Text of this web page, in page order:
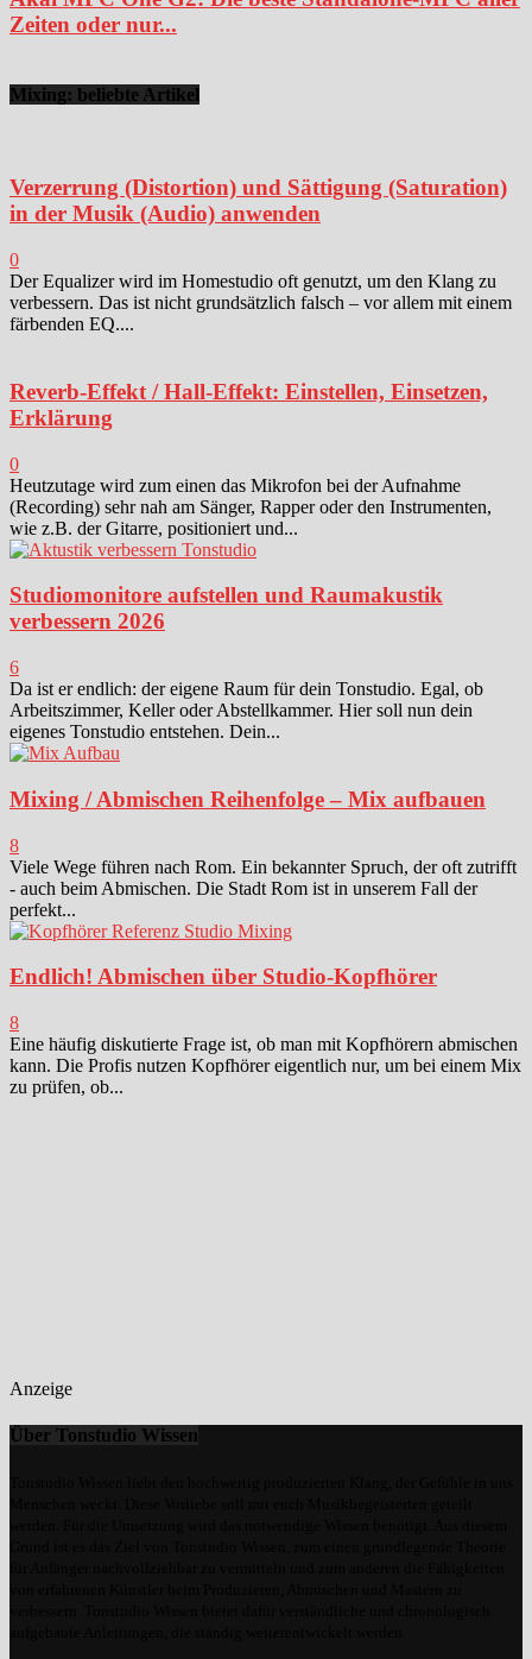
Zeiten oder nur...
Mixing: beliebte Artikel
Verzerrung (Distortion) und Sättigung (Saturation)
in der Musik (Audio) anwenden
0
Der Equalizer wird im Homestudio oft genutzt, um den Klang zu
verbessern. Das ist nicht grundsätzlich falsch – vor allem mit einem
färbenden EQ....
Reverb-Effekt / Hall-Effekt: Einstellen, Einsetzen,
Erklärung
0
Heutzutage wird zum einen das Mikrofon bei der Aufnahme
(Recording) sehr nah am Sänger, Rapper oder den Instrumenten,
wie z.B. der Gitarre, positioniert und...
Studiomonitore aufstellen und Raumakustik
verbessern 2026
6
Da ist er endlich: der eigene Raum für dein Tonstudio. Egal, ob
Arbeitszimmer, Keller oder Abstellkammer. Hier soll nun dein
eigenes Tonstudio entstehen. Dein...
Mixing / Abmischen Reihenfolge – Mix aufbauen
8
Viele Wege führen nach Rom. Ein bekannter Spruch, der oft zutrifft
- auch beim Abmischen. Die Stadt Rom ist in unserem Fall der
perfekt...
Endlich! Abmischen über Studio-Kopfhörer
8
Eine häufig diskutierte Frage ist, ob man mit Kopfhörern abmischen
kann. Die Profis nutzen Kopfhörer eigentlich nur, um bei einem Mix
zu prüfen, ob...
Anzeige
Über Tonstudio Wissen